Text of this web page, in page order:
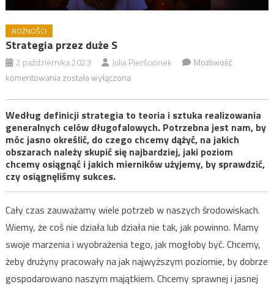
ROŻNOŚCI
Strategia przez duże S
2 października 2023 Julia Pierścionek
Możliwość
komentowaniaStrategia
S
została wyłączona
Według definicji strategia to teoria i sztuka realizowania
generalnych celów długofalowych. Potrzebna jest nam, by
móc jasno określić, do czego chcemy dążyć, na jakich
obszarach należy skupić się najbardziej, jaki poziom
chcemy osiągnąć i jakich mierników użyjemy, by sprawdzić,
czy osiągnęliśmy sukces.
Cały czas zauważamy wiele potrzeb w naszych środowiskach.
Wiemy, że coś nie działa lub działa nie tak, jak powinno. Mamy
swoje marzenia i wyobrażenia tego, jak mogłoby być. Chcemy,
żeby drużyny pracowały na jak najwyższym poziomie, by dobrze
gospodarowano naszym majątkiem. Chcemy sprawnej i jasnej